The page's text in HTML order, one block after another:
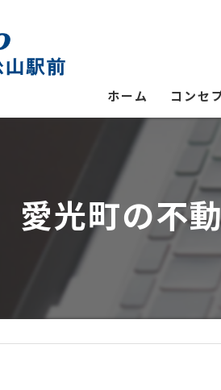
ホーム コンセ
愛光町の不